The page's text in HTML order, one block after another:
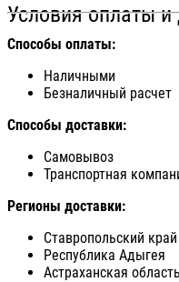
Условия оплаты и
Способы оплаты:
Наличными
Безналичный расчет
Способы доставки:
Самовывоз
Транспортная
Регионы доставки:
Ставропольский край
Республика Адыгея
Астраханская область